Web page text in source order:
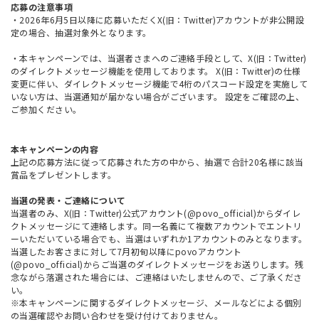
応募の注意事項
・2026年6月5日以降に応募いただくX(旧：Twitter)アカウントが非公開設
定の場合、抽選対象外となります。
・本キャンペーンでは、当選者さまへのご連絡手段として、X(旧：Twitter)
のダイレクトメッセージ機能を使用しております。 X(旧：Twitter)の仕様
変更に伴い、ダイレクトメッセージ機能で4桁のパスコード設定を実施して
いない方は、当選通知が届かない場合がございます。 設定をご確認の上、
ご参加ください。
本キャンペーンの内容
上記の応募方法に従って応募された方の中から、抽選で合計20名様に該当
賞品をプレゼントします。
当選の発表・ご連絡について
当選者のみ、X(旧：Twitter)公式アカウント(@povo_official)からダイレ
クトメッセージにて連絡します。同一名義にて複数アカウントでエントリ
ーいただいている場合でも、当選はいずれか1アカウントのみとなります。
当選したお客さまに対して7月初旬以降にpovoアカウント
(@povo_official)からご当選のダイレクトメッセージをお送りします。残
念ながら落選された場合には、ご連絡はいたしませんので、ご了承くださ
い。
※本キャンペーンに関するダイレクトメッセージ、メールなどによる個別
の当選確認やお問い合わせを受け付けておりません。